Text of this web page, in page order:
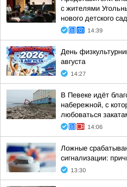
с жителями
нового детского
14:39
День
августа
14:27
В Певеке идёт
набережной, с
любоваться
14:06
Ложные
сигнализации:
13:30